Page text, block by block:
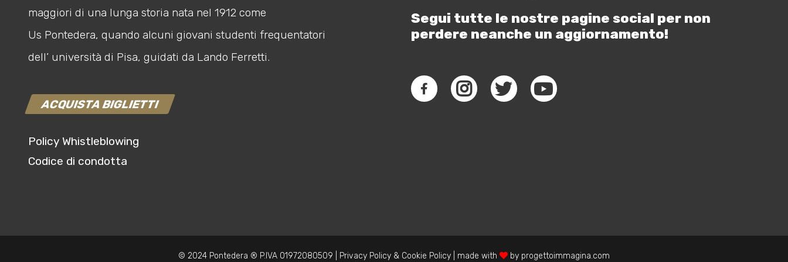
maggiori di una lunga storia nata nel 1912 come
Us Pontedera, quando alcuni giovani studenti frequentatori
dell’ università di Pisa, guidati da Lando Ferretti.
ACQUISTA BIGLIETTI
Policy Whistleblowing
Codice di condotta
Segui tutte le nostre pagine social per non
perdere neanche un aggiornamento!
© 2024 Pontedera ® P.IVA 01972080509 | Privacy Policy & Cookie Policy | made with by progettoimmagina.com